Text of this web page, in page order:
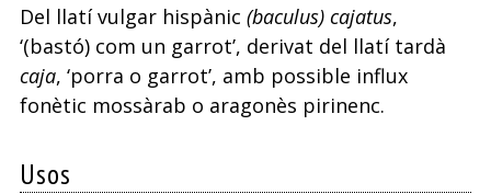
Del llatí vulgar hispànic (baculus) cajatus,
‘(bastó) com un garrot’, derivat del llatí tardà
caja, ‘porra o garrot’, amb possible influx
fonètic mossàrab o aragonès pirinenc.
Usos